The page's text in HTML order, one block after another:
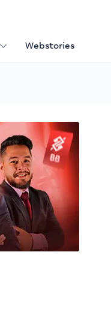
Webstories